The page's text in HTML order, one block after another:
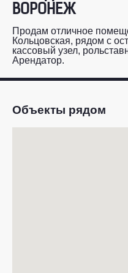
ВОРОНЕЖ
Продам отличное
Кольцовская, рядом с
кассовый узел,
Арендатор.
Объекты рядом